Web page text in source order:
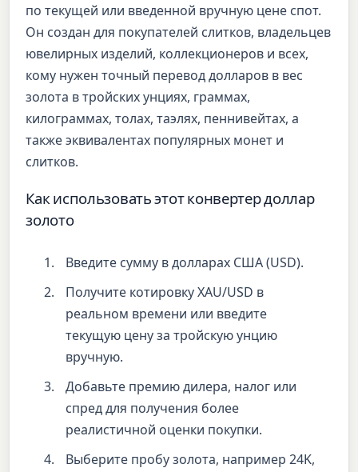
по текущей или введенной вручную цене спот.
Он создан для покупателей слитков, владельцев
ювелирных изделий, коллекционеров и всех,
кому нужен точный перевод долларов в вес
золота в тройских унциях, граммах,
килограммах, толах, таэлях, пеннивейтах, а
также эквивалентах популярных монет и
слитков.
Как использовать этот конвертер доллар
золото
Введите сумму в долларах США (USD).
Получите котировку XAU/USD в
реальном времени или введите
текущую цену за тройскую унцию
вручную.
Добавьте премию дилера, налог или
спред для получения более
реалистичной оценки покупки.
Выберите пробу золота, например 24K,